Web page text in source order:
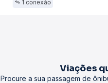
1 conexão
Viações
Procure a sua passagem de